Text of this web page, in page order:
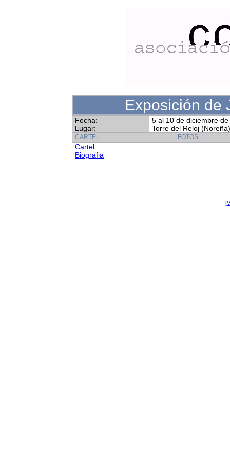
Exposición de
Fecha:
Lugar:
5 al 10 de diciembre
Torre del Reloj (Noreña)
CARTEL FOTOS
Cartel
Biografia